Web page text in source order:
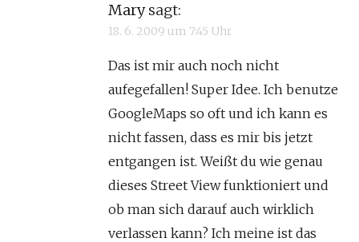
Mary sagt:
18. 6. 2009 um 7:45 Uhr
Das ist mir auch noch nicht
aufegefallen! Super Idee. Ich benutze
GoogleMaps so oft und ich kann es
nicht fassen, dass es mir bis jetzt
entgangen ist. Weißt du wie genau
dieses Street View funktioniert und
ob man sich darauf auch wirklich
verlassen kann? Ich meine ist das